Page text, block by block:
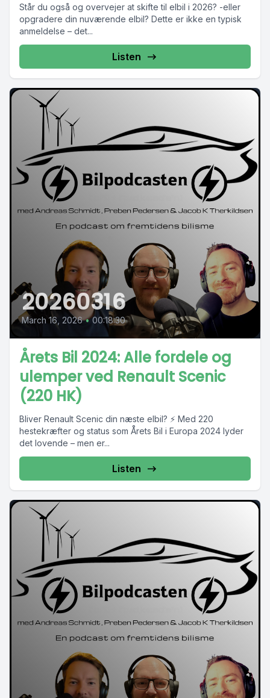
Står du også og overvejer at skifte til elbil i 2026? -eller
opgradere din nuværende elbil? Dette er ikke en typisk
anmeldelse – det...
Listen
20260316
March 16, 2026 • 00:18:30
Årets Bil 2024: Alle fordele og
ulemper ved Renault Scenic
(220 HK)
Bliver Renault Scenic din næste elbil? ⚡ Med 220
hestekræfter og status som Årets Bil i Europa 2024 lyder
det lovende – men er...
Listen